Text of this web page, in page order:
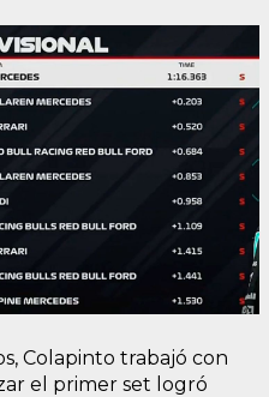
Colapinto trabajó con
el primer set logró